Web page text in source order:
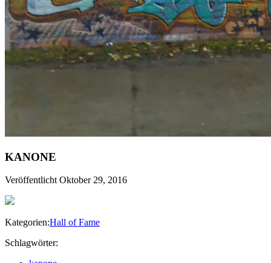
KANONE
Veröffentlicht Oktober 29, 2016
Kategorien:Hall of Fame
Schlagwörter: